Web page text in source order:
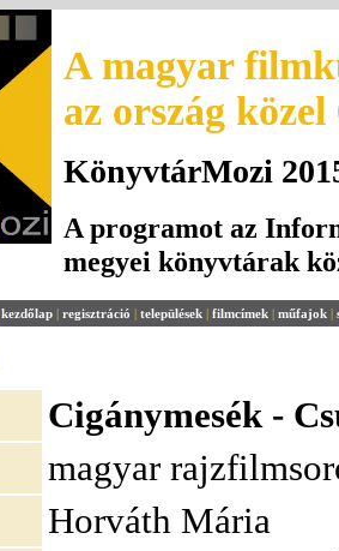
A magyar
az ország
KönyvtárMozi
A programot az
megyei könyvtárak
kezdőlap | regisztráció | települések | filmcímek | műfajok |
Cigánymesék -
magyar
Horváth Mária